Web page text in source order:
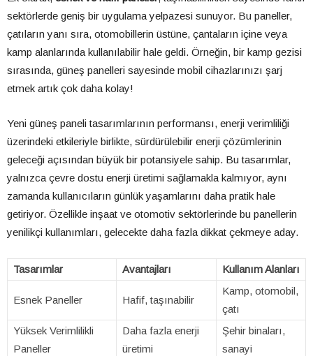
sektörlerde geniş bir uygulama yelpazesi sunuyor. Bu paneller,
çatıların yanı sıra, otomobillerin üstüne, çantaların içine veya
kamp alanlarında kullanılabilir hale geldi. Örneğin, bir kamp gezisi
sırasında, güneş panelleri sayesinde mobil cihazlarınızı şarj
etmek artık çok daha kolay!
Yeni güneş paneli tasarımlarının performansı, enerji verimliliği
üzerindeki etkileriyle birlikte, sürdürülebilir enerji çözümlerinin
geleceği açısından büyük bir potansiyele sahip. Bu tasarımlar,
yalnızca çevre dostu enerji üretimi sağlamakla kalmıyor, aynı
zamanda kullanıcıların günlük yaşamlarını daha pratik hale
getiriyor. Özellikle inşaat ve otomotiv sektörlerinde bu panellerin
yenilikçi kullanımları, gelecekte daha fazla dikkat çekmeye aday.
Tasarımlar Avantajları Kullanım Alanları
Esnek Paneller Hafif, taşınabilir
Kamp, otomobil,
çatı
Yüksek Verimlilikli
Paneller
Daha fazla enerji
üretimi
Şehir binaları,
sanayi